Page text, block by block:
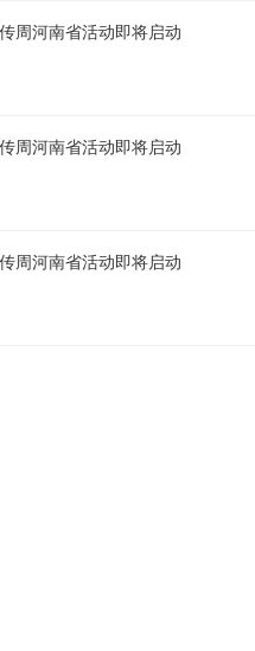
周河南省活动即将启动
周河南省活动即将启动
周河南省活动即将启动